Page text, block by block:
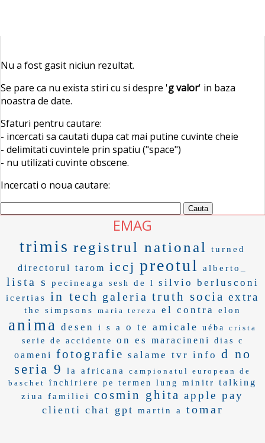
Nu a fost gasit niciun rezultat.
Se pare ca nu exista stiri cu si despre 'g valor' in baza
noastra de date.
Sfaturi pentru cautare:
- incercati sa cautati dupa cat mai putine cuvinte cheie
- delimitati cuvintele prin spatiu ("space")
- nu utilizati cuvinte obscene.
Incercati o noua cautare:
EMAG
trimis registrul national turned
directorul tarom iccj preotul alberto_
lista s pecineaga sesh de l silvio berlusconi
icertias in tech galeria truth socia extra
the simpsons maria tereza el contra elon
anima desen i s a o te amicale uéba
crista
serie de accidente
on es maracineni dias c
oameni fotografie salame tvr info d no
seria 9
la africana
campionatul european de
baschet
închiriere pe termen lung minitr talking
ziua familiei cosmin ghita apple pay
clienti chat gpt martin a tomar